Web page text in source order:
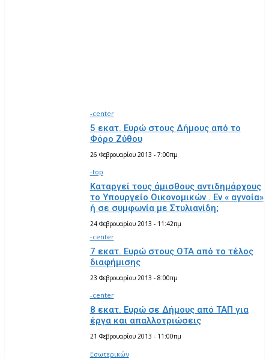
-center
5 εκατ. Ευρώ στους Δήμους από το
Φόρο Ζύθου
26 Φεβρουαρίου 2013 - 7:00πμ
-top
Καταργεί τους άμισθους αντιδημάρχους
το Υπουργείο Οικονομικών . Εν « αγνοία»
ή σε συμφωνία με Στυλιανίδη;
24 Φεβρουαρίου 2013 - 11:42πμ
-center
7 εκατ. Ευρώ στους ΟΤΑ από το τέλος
διαφήμισης
23 Φεβρουαρίου 2013 - 8:00πμ
-center
8 εκατ. Ευρώ σε Δήμους από ΤΑΠ για
έργα και απαλλοτριώσεις
21 Φεβρουαρίου 2013 - 11:00πμ
Εσωτερικών